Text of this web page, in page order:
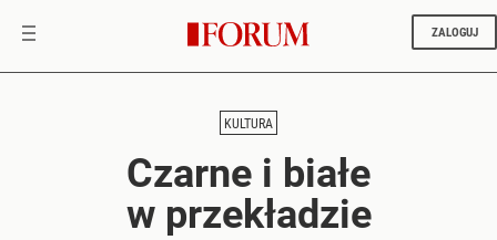
ZALOGUJ
KULTURA
Czarne i białe
w przekładzie